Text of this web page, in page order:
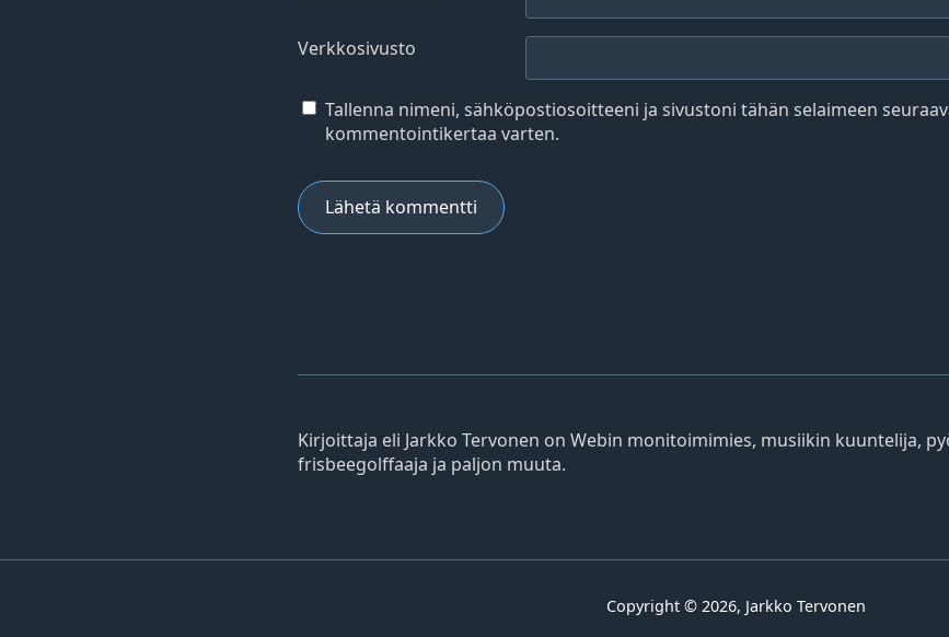
Verkkosivusto
Tallenna nimeni, sähköpostiosoitteeni ja sivustoni tähän selaimeen
kommentointikertaa varten.
Kirjoittaja eli Jarkko Tervonen on Webin monitoimimies, musiikin kuuntelija,
frisbeegolffaaja ja paljon muuta.
Copyright © 2026, Jarkko Tervonen